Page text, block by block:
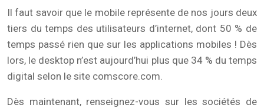
Il faut savoir que le mobile représente de nos jours deux
tiers du temps des utilisateurs d’internet, dont 50 % de
temps passé rien que sur les applications mobiles ! Dès
lors, le desktop n’est aujourd’hui plus que 34 % du temps
digital selon le site comscore.com.
Dès maintenant, renseignez-vous sur les sociétés de